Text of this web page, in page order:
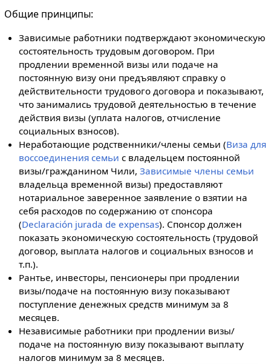
Общие принципы:
Зависимые работники подтверждают экономическую
состоятельность трудовым договором. При
продлении временной визы или подаче на
постоянную визу они предъявляют справку о
действительности трудового договора и показывают,
что занимались трудовой деятельностью в течение
действия визы (уплата налогов, отчисление
социальных взносов).
Неработающие родственники/члены семьи (Виза для
воссоединения семьи с владельцем постоянной
визы/гражданином Чили,Зависимые члены семьи
владельца временной визы) предоставляют
нотариальное заверенное заявление о взятии на
себя расходов по содержанию от спонсора
(Declaración jurada de expensas). Спонсор должен
показать экономическую состоятельность (трудовой
договор, выплата налогов и социальных взносов и
т.п.).
Рантье, инвесторы, пенсионеры при продлении
визы/подаче на постоянную визу показывают
поступление денежных средств минимум за 8
месяцев.
Независимые работники при продлении визы/
подаче на постоянную визу показывают выплату
налогов минимум за 8 месяцев.